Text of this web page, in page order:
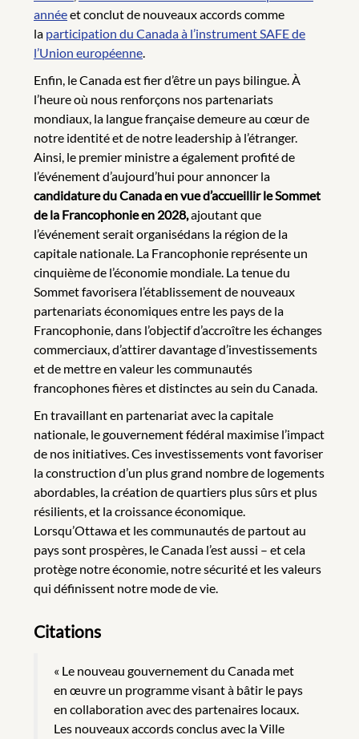
annéeet conclut de nouveaux accords comme
la participation du Canada à l’instrument SAFE de
l’Union européenne.
Enfin, le Canada est fier d’être un pays bilingue. À
l’heure où nous renforçons nos partenariats
mondiaux, la langue française demeure au cœur de
notre identité et de notre leadership à l’étranger.
Ainsi, le premier ministre a également profité de
l’événement d’aujourd’hui pour annoncer la
candidature du Canada en vue d’accueillir le Sommet
de la Francophonie en 2028,ajoutant que
l’événement serait organisédans la région de la
capitale nationale. La Francophonie représente un
cinquième de l’économie mondiale. La tenue du
Sommet favorisera l’établissement de nouveaux
partenariats économiques entre les pays de la
Francophonie, dans l’objectif d’accroître les échanges
commerciaux, d’attirer davantage d’investissements
et de mettre en valeur les communautés
francophones fières et distinctes au sein du Canada.
En travaillant en partenariat avec la capitale
nationale, le gouvernement fédéral maximise l’impact
de nos initiatives. Ces investissements vont favoriser
la construction d’un plus grand nombre de logements
abordables, la création de quartiers plus sûrs et plus
résilients, et la croissance économique.
Lorsqu’Ottawa et les communautés de partout au
pays sont prospères, le Canada l’est aussi – et cela
protège notre économie, notre sécurité et les valeurs
qui définissent notre mode de vie.
Citations
« Le nouveau gouvernement du Canada met
en œuvre un programme visant à bâtir le pays
en collaboration avec des partenaires locaux.
Les nouveaux accords conclus avec la Ville